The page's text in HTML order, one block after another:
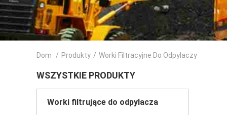
Dom / Produkty / Worki Filtracyjne Do Odpylaczy
WSZYSTKIE PRODUKTY
Worki filtrujące do odpylacza